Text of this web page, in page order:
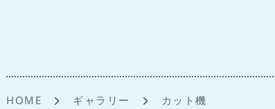
HOME ギャラリー カット機